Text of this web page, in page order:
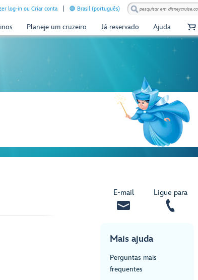
log-in ou Criar conta Brasil (português)
Planeje um cruzeiro Já reservado Ajuda
E‑mail Ligue para
Mais ajuda
Perguntas mais
frequentes